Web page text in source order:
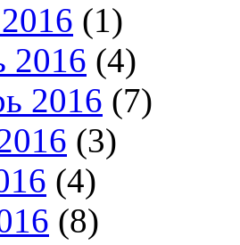
(1)
2016 (4)
2016 (7)
(3)
(4)
(8)